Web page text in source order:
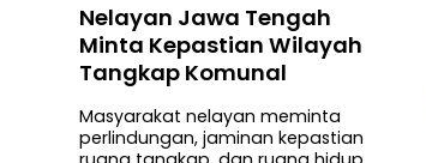
Nelayan Jawa Tengah
Minta Kepastian Wilayah
Tangkap Komunal
Masyarakat nelayan meminta
perlindungan, jaminan kepastian